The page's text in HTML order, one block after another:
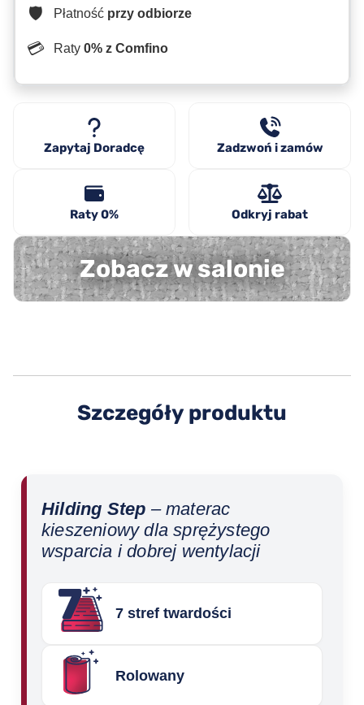
🛡️ Płatność przy odbiorze
💳 Raty 0% z Comfino
Zapytaj Doradcę Zadzwoń i zamów
Raty 0% Odkryj rabat
Zobacz w salonie
Szczegóły produktu
Hilding Step – materac
kieszeniowy dla sprężystego
wsparcia i dobrej wentylacji
7 stref twardości
Rolowany